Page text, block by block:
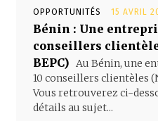
OPPORTUNITÉS 15 AVRIL
Bénin : Une
conseillers
BEPC) Au Bénin, une
10 conseillers clientèles
Vous retrouverez ci-
détails au sujet...